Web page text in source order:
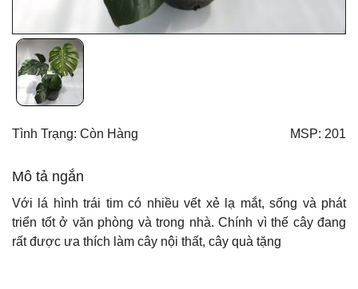
Tình Trạng: Còn Hàng MSP: 201
Mô tả ngắn
Với lá hình trái tim có nhiều vết xẻ lạ mắt, sống và phát
triển tốt ở văn phòng và trong nhà. Chính vì thế cây đang
rất được ưa thích làm cây nội thất, cây quà tặng